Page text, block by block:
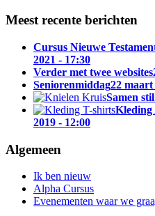
Meest recente berichten
Cursus Nieuwe
2021 - 17:30
Verder met twee websites
Seniorenmiddag22 maart
Samen
Kleding
2019 - 12:00
Algemeen
Ik ben nieuw
Alpha Cursus
Evenementen waar we